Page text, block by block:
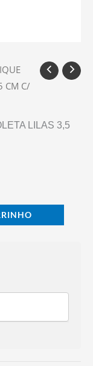
CM C/
LILAS 3,5